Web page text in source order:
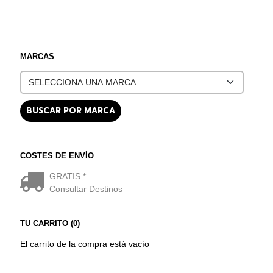
MARCAS
COSTES DE ENVÍO
GRATIS *
Consultar Destinos
TU CARRITO (0)
El carrito de la compra está vacío